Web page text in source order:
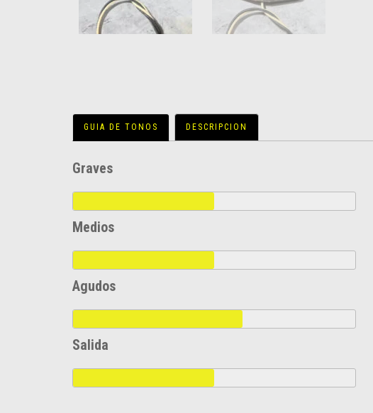
GUIA DE TONOS DESCRIPCION
Graves
Medios
Agudos
Salida